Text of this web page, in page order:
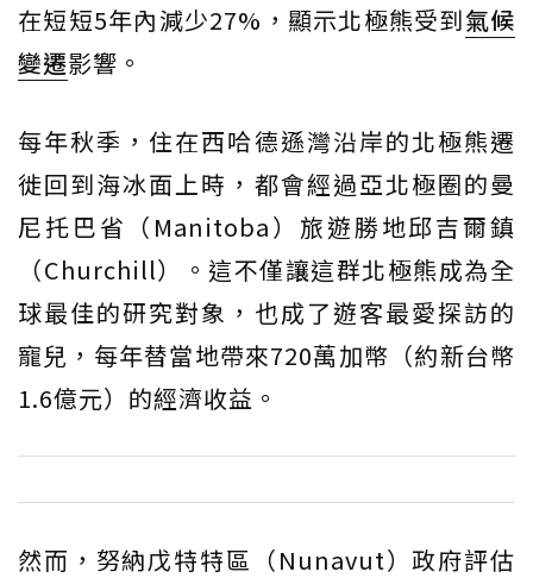
在短短5年內減少27%，顯示北極熊受到氣候
變遷影響。
每年秋季，住在西哈德遜灣沿岸的北極熊遷
徙回到海冰面上時，都會經過亞北極圈的曼
尼托巴省（Manitoba）旅遊勝地邱吉爾鎮
（Churchill）。這不僅讓這群北極熊成為全
球最佳的研究對象，也成了遊客最愛探訪的
寵兒，每年替當地帶來720萬加幣（約新台幣
1.6億元）的經濟收益。
然而，努納戊特特區（Nunavut）政府評估